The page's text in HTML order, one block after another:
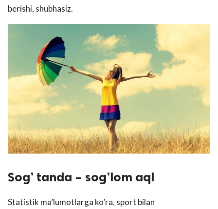
berishi, shubhasiz.
Sog’ tanda – sog’lom aql
Statistik ma’lumotlarga ko’ra, sport bilan